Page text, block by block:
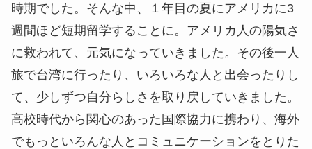
時期でした。そんな中、１年目の夏にアメリカに3
週間ほど短期留学することに。アメリカ人の陽気さ
に救われて、元気になっていきました。その後一人
旅で台湾に行ったり、いろいろな人と出会ったりし
て、少しずつ自分らしさを取り戻していきました。
高校時代から関心のあった国際協力に携わり、海外
でもっといろんな人とコミュニケーションをとりた